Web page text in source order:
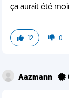
ça aurait été
12 0
Aazmann